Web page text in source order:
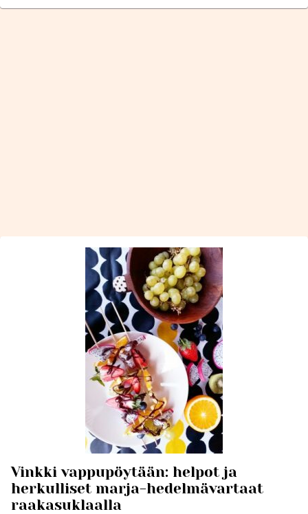
Vinkki vappupöytään: helpot ja
herkulliset marja-hedelmävartaat
raakasuklaalla